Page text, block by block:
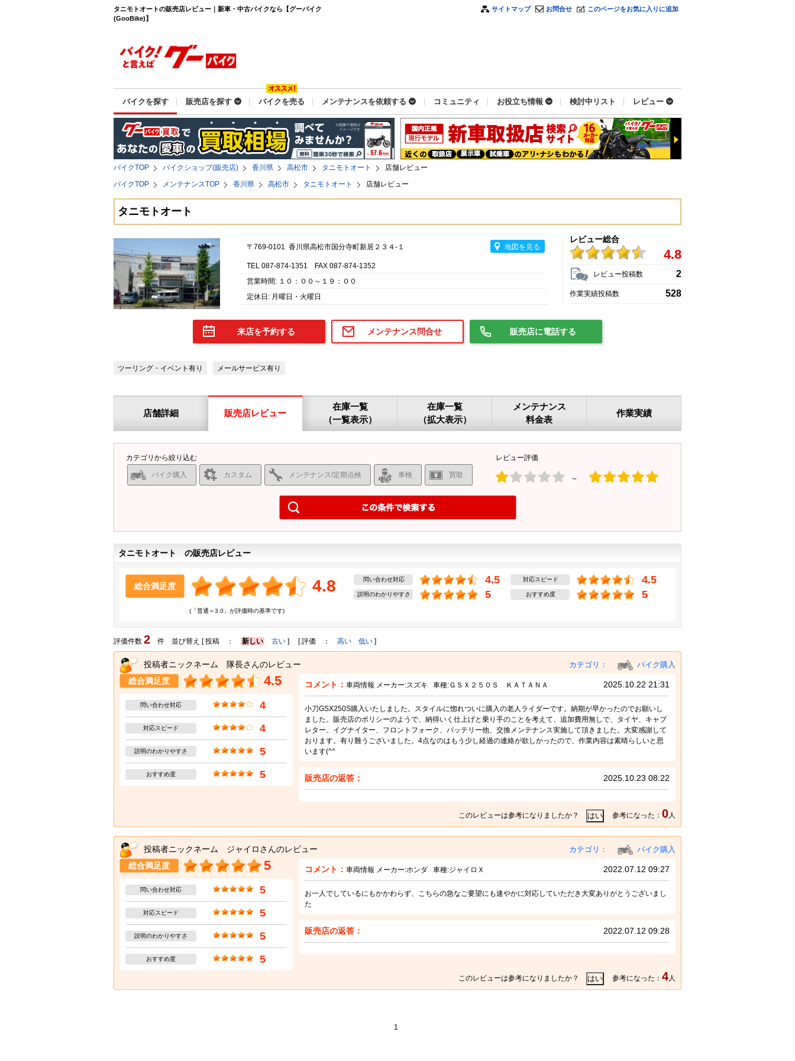
タニモトオートの販売店レビュー｜新車・中古バイクなら【グーバイク
(GooBike)】
サイトマップ お問合せ このページをお気に入りに追加
バイクを探す 販売店を探す バイクを売る メンテナンスを依頼する コミュニティ お役立ち情報 検討中リスト レビュー
バイクTOP バイクショップ(販売店) 香川県 高松市 タニモトオート
店舗レビュー
バイクTOP
メンテナンスTOP 香川県 高松市 タニモトオート 店舗レビュー
タニモトオート
〒769-0101 香川県高松市国分寺町新居２３４-１ 地図を見る
TEL 087-874-1351 FAX 087-874-1352
営業時間: １０：００～１９：００
定休日: 月曜日・火曜日
レビュー総合
4.8
レビュー投稿数 2
作業実績投稿数 528
来店を予約する メンテナンス問合せ 販売店に電話する
ツーリング・イベント有り メールサービス有り
店舗詳細 販売店レビュー
在庫一覧
（一覧表示）
在庫一覧
（拡大表示）
メンテナンス
料金表
作業実績
カテゴリから絞り込む
バイク購入 カスタム メンテナンス/定期点検 車検 買取
レビュー評価
～
タニモトオート の販売店レビュー
総合満足度 4.8
(「普通＝3.0」が評価時の基準です)
問い合わせ対応 4.5 対応スピード 4.5
説明のわかりやすさ 5 おすすめ度 5
評価件数 2 件 並び替え [ 投稿 ： 新しい 古い ] [ 評価 ： 高い 低い ]
投稿者ニックネーム 隊長さんのレビュー カテゴリ： バイク購入
総合満足度 4.5
問い合わせ対応 4
対応スピード 4
説明のわかりやすさ 5
おすすめ度 5
コメント： 車両情報 メーカー:スズキ 車種:ＧＳＸ２５０Ｓ ＫＡＴＡＮＡ 2025.10.22 21:31
小刀GSX250S購入いたしました。スタイルに惚れついに購入の老人ライダーです。納期が早かったのでお願いし
ました。販売店のポリシーのようで、納得いく仕上げと乗り手のことを考えて、追加費用無しで、タイヤ、キャブ
レター、イグナイター、フロントフォーク、バッテリー他、交換メンテナンス実施して頂きました。大変感謝して
おります。有り難うございました。4点なのはもう少し経過の連絡が欲しかったので、作業内容は素晴らしいと思
います(^^ゞ
販売店の返答： 2025.10.23 08:22
このレビューは参考になりましたか？ 参考になった： 0人
投稿者ニックネーム ジャイロさんのレビュー カテゴリ： バイク購入
総合満足度 5
問い合わせ対応 5
対応スピード 5
説明のわかりやすさ 5
おすすめ度 5
コメント： 車両情報 メーカー:ホンダ 車種:ジャイロＸ 2022.07.12 09:27
お一人でしているにもかかわらず、こちらの急なご要望にも速やかに対応していただき大変ありがとうございまし
た
販売店の返答： 2022.07.12 09:28
このレビューは参考になりましたか？ 参考になった： 4人
1